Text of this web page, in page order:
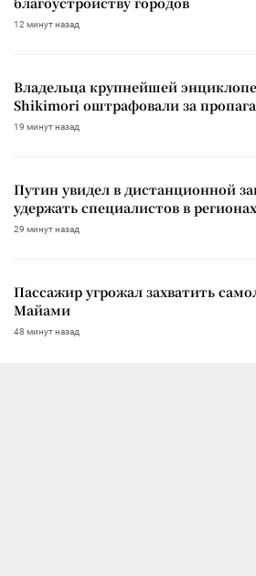
12 минут назад
Владельца крупнейшей
Shikimori оштрафовали за
19 минут назад
Путин увидел в дистанционной
удержать специалистов в регионах
29 минут назад
Пассажир угрожал захватить
Майами
48 минут назад